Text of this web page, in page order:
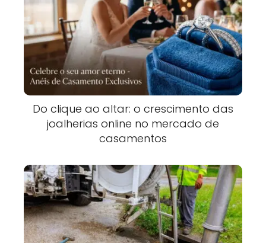
Do clique ao altar: o crescimento das
joalherias online no mercado de
casamentos